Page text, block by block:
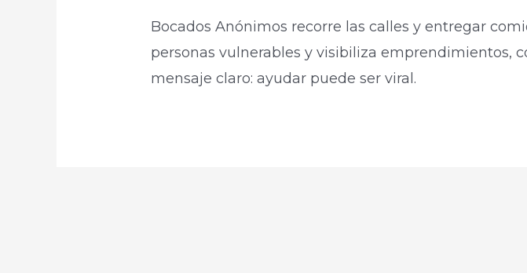
Bocados Anónimos recorre las calles y entregar
personas vulnerables y visibiliza emprendimientos,
mensaje claro: ayudar puede ser viral.